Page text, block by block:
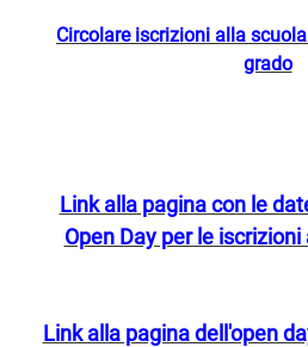
Circolare iscrizioni alla
grado
Link alla pagina con le
Open Day per le
Link alla pagina dell'open